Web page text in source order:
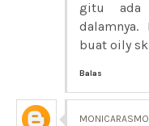
gitu ada
dalamnya.
buat oily
Balas